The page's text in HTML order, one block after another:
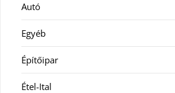
Autó
Egyéb
Építőipar
Étel-Ital